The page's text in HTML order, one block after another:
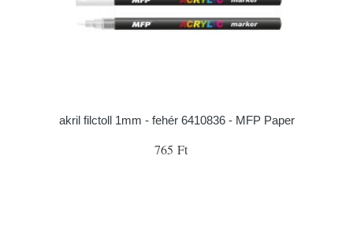
akril filctoll 1mm - fehér 6410836 - MFP Paper
765 Ft